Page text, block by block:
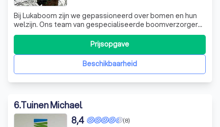
Bij Lukaboom zijn we gepassioneerd over bomen en hun
welzijn. Ons team van gespecialiseerde boomverzorgers
biedt professioneel boombeheer en advies aan. We zijn
er om u te helpen bij het beschermen van bomen tijdens
bouwwerken, het uitvoeren van groeiplaatsonderzoeken,
het aanplanten, snoeien of vel
Beschikbaarheid
Prijsopgave
6.Tuinen Michael
(8)
8,4